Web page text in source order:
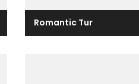
Romantic Tur